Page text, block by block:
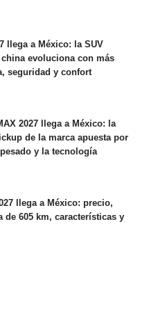
llega a México: la SUV
evoluciona con más
seguridad y confort
2027 llega a México: la
de la marca apuesta por
y la tecnología
llega a México: precio,
de 605 km, características y